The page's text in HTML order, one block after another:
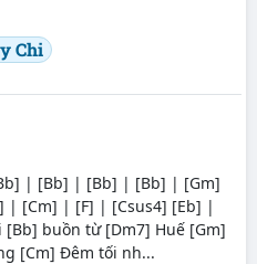
Chi
| [Bb] | [Bb] | [Bb] | [Gm]
| [Cm] | [F] | [Csus4] [Eb] |
buồn từ [Dm7] Huế [Gm]
[Cm] Ðêm tối nh...